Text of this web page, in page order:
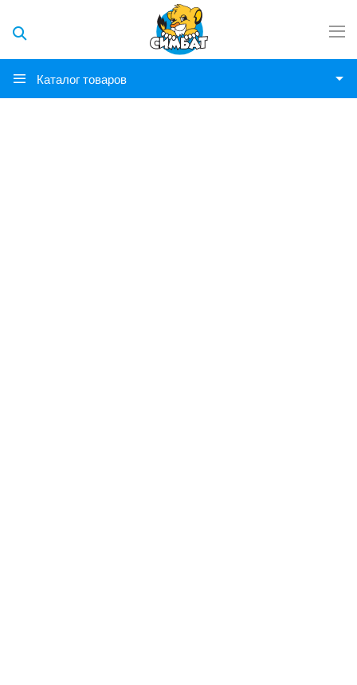
Каталог товаров